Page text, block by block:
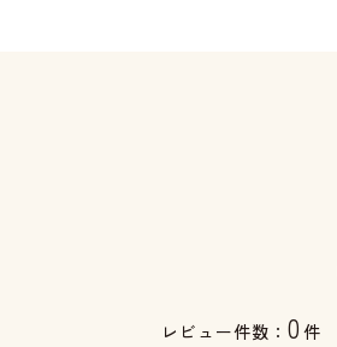
レビュー件数： 0 件